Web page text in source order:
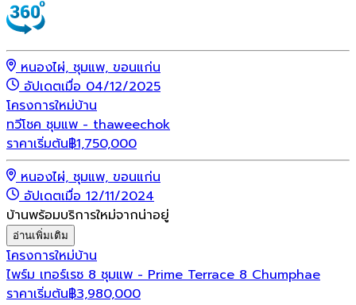
หนองไผ่, ชุมแพ, ขอนแก่น
อัปเดตเมื่อ 04/12/2025
โครงการใหม่บ้าน
ทวีโชค ชุมแพ - thaweechok
ราคาเริ่มต้น฿1,750,000
หนองไผ่, ชุมแพ, ขอนแก่น
อัปเดตเมื่อ 12/11/2024
บ้านพร้อมบริการใหม่จากน่าอยู่
อ่านเพิ่มเติม
โครงการใหม่บ้าน
ไพร์ม เทอร์เรซ 8 ชุมแพ - Prime Terrace 8 Chumphae
ราคาเริ่มต้น฿3,980,000